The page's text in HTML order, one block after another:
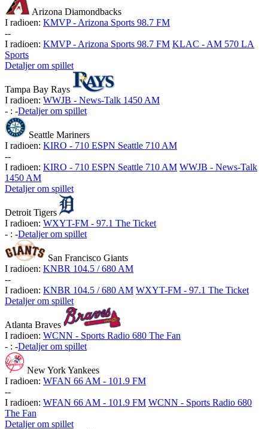
Arizona Diamondbacks
I radioen: KMVP - Arizona Sports 98.7 FM
--
I radioen: KMVP - Arizona Sports 98.7 FM KLAC - AM 570 LA
Sports
Detaljer om spillet
Tampa Bay Rays
I radioen: WWJB - News-Talk 1450 AM
- : -Detaljer om spillet
Seattle Mariners
I radioen: KIRO - 710 ESPN Seattle 710 AM
--
I radioen: KIRO - 710 ESPN Seattle 710 AM WWJB - News-Talk
1450 AM
Detaljer om spillet
Detroit Tigers
I radioen: WXYT-FM - 97.1 The Ticket
- : -Detaljer om spillet
San Francisco Giants
I radioen: KNBR 104.5 / 680 AM
--
I radioen: KNBR 104.5 / 680 AM WXYT-FM - 97.1 The Ticket
Detaljer om spillet
Atlanta Braves
I radioen: WCNN - Sports Radio 680 The Fan
- : -Detaljer om spillet
New York Yankees
I radioen: WFAN 66 AM - 101.9 FM
--
I radioen: WFAN 66 AM - 101.9 FM WCNN - Sports Radio 680
The Fan
Detaljer om spillet